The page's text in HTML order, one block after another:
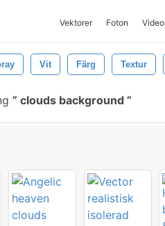
Vektorer Foton Video
Vit Färg Textur
clouds background